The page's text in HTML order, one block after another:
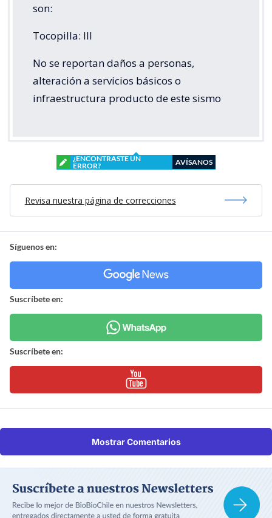
son:
Tocopilla: III
No se reportan daños a personas,
alteración a servicios básicos o
infraestructura producto de este sismo
¿ENCONTRASTE UN
ERROR?
AVÍSANOS
Revisa nuestra página de correcciones
Síguenos en:
Suscríbete en:
Suscríbete en:
Mostrar Comentarios